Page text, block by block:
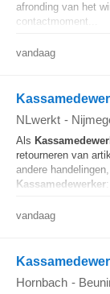
afronding van het
contactmoment...
vandaag
NLwerkt -
Als
retourneren van
andere
Kassamedewerker
vandaag
Hornbach -